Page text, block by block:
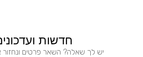
חדשות
יש לך שאלה? השאר פרטים